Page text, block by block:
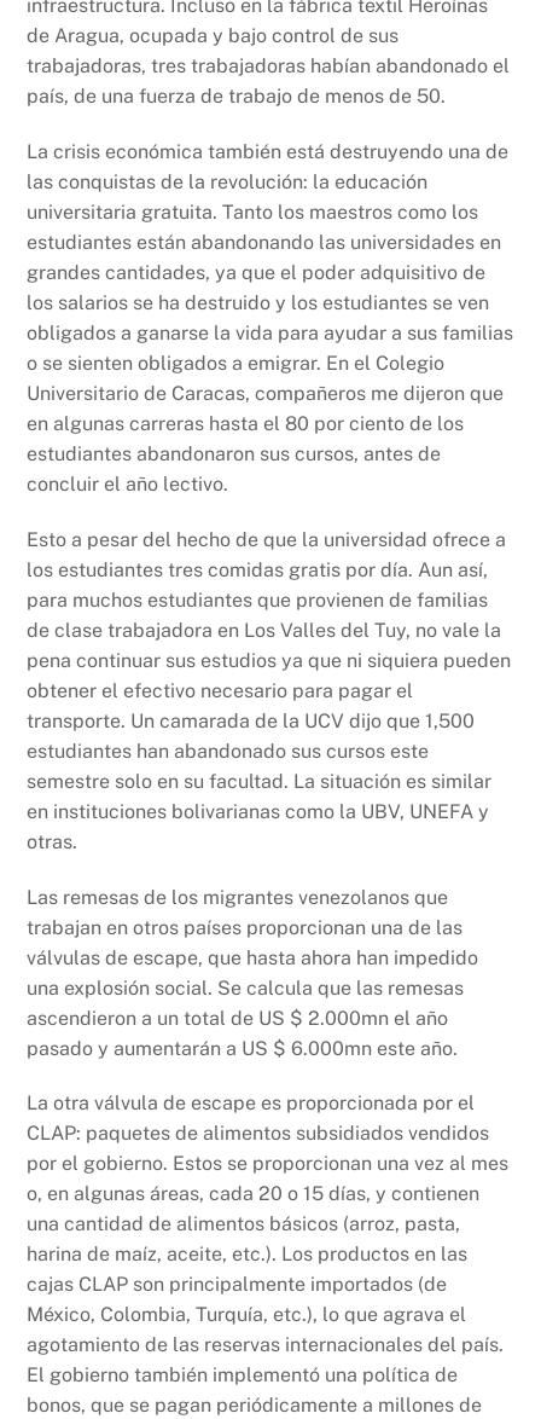
infraestructura. Incluso en la fábrica textil Heroínas
de Aragua, ocupada y bajo control de sus
trabajadoras, tres trabajadoras habían abandonado el
país, de una fuerza de trabajo de menos de 50.
La crisis económica también está destruyendo una de
las conquistas de la revolución: la educación
universitaria gratuita. Tanto los maestros como los
estudiantes están abandonando las universidades en
grandes cantidades, ya que el poder adquisitivo de
los salarios se ha destruido y los estudiantes se ven
obligados a ganarse la vida para ayudar a sus familias
o se sienten obligados a emigrar. En el Colegio
Universitario de Caracas, compañeros me dijeron que
en algunas carreras hasta el 80 por ciento de los
estudiantes abandonaron sus cursos, antes de
concluir el año lectivo.
Esto a pesar del hecho de que la universidad ofrece a
los estudiantes tres comidas gratis por día. Aun así,
para muchos estudiantes que provienen de familias
de clase trabajadora en Los Valles del Tuy, no vale la
pena continuar sus estudios ya que ni siquiera pueden
obtener el efectivo necesario para pagar el
transporte. Un camarada de la UCV dijo que 1,500
estudiantes han abandonado sus cursos este
semestre solo en su facultad. La situación es similar
en instituciones bolivarianas como la UBV, UNEFA y
otras.
Las remesas de los migrantes venezolanos que
trabajan en otros países proporcionan una de las
válvulas de escape, que hasta ahora han impedido
una explosión social. Se calcula que las remesas
ascendieron a un total de US $ 2.000mn el año
pasado y aumentarán a US $ 6.000mn este año.
La otra válvula de escape es proporcionada por el
CLAP: paquetes de alimentos subsidiados vendidos
por el gobierno. Estos se proporcionan una vez al mes
o, en algunas áreas, cada 20 o 15 días, y contienen
una cantidad de alimentos básicos (arroz, pasta,
harina de maíz, aceite, etc.). Los productos en las
cajas CLAP son principalmente importados (de
México, Colombia, Turquía, etc.), lo que agrava el
agotamiento de las reservas internacionales del país.
El gobierno también implementó una política de
bonos, que se pagan periódicamente a millones de